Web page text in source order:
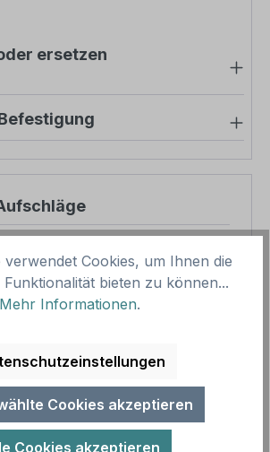
ersetzen
8,45 €
inkl. MwSt. zzgl. Versandkosten
Neuberechnungen im Warenkorb sind
abweichende Endpreise möglich.
verwendet Cookies, um Ihnen die
Funktionalität bieten zu können...
Mehr Informationen.
Cookies akzeptieren
Cookies akzeptieren